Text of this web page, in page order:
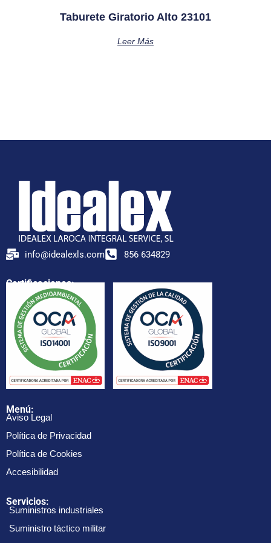
Taburete Giratorio Alto 23101
Leer Más
info@idealexls.com 856 634829
Certificaciones:
Menú:
Aviso Legal
Política de Privacidad
Política de Cookies
Accesibilidad
Servicios:
Suministros industriales
Suministro táctico militar